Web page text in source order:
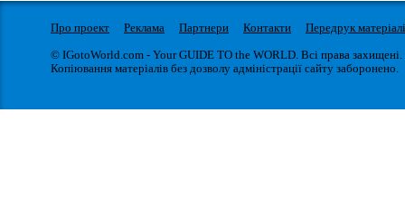
Про проект Реклама Партнери Контакти
Передрук
© IGotoWorld.com - Your GUIDE TO the WORLD. Всі права захищені.
Копіювання матеріалів без дозволу адміністрації сайту заборонено.